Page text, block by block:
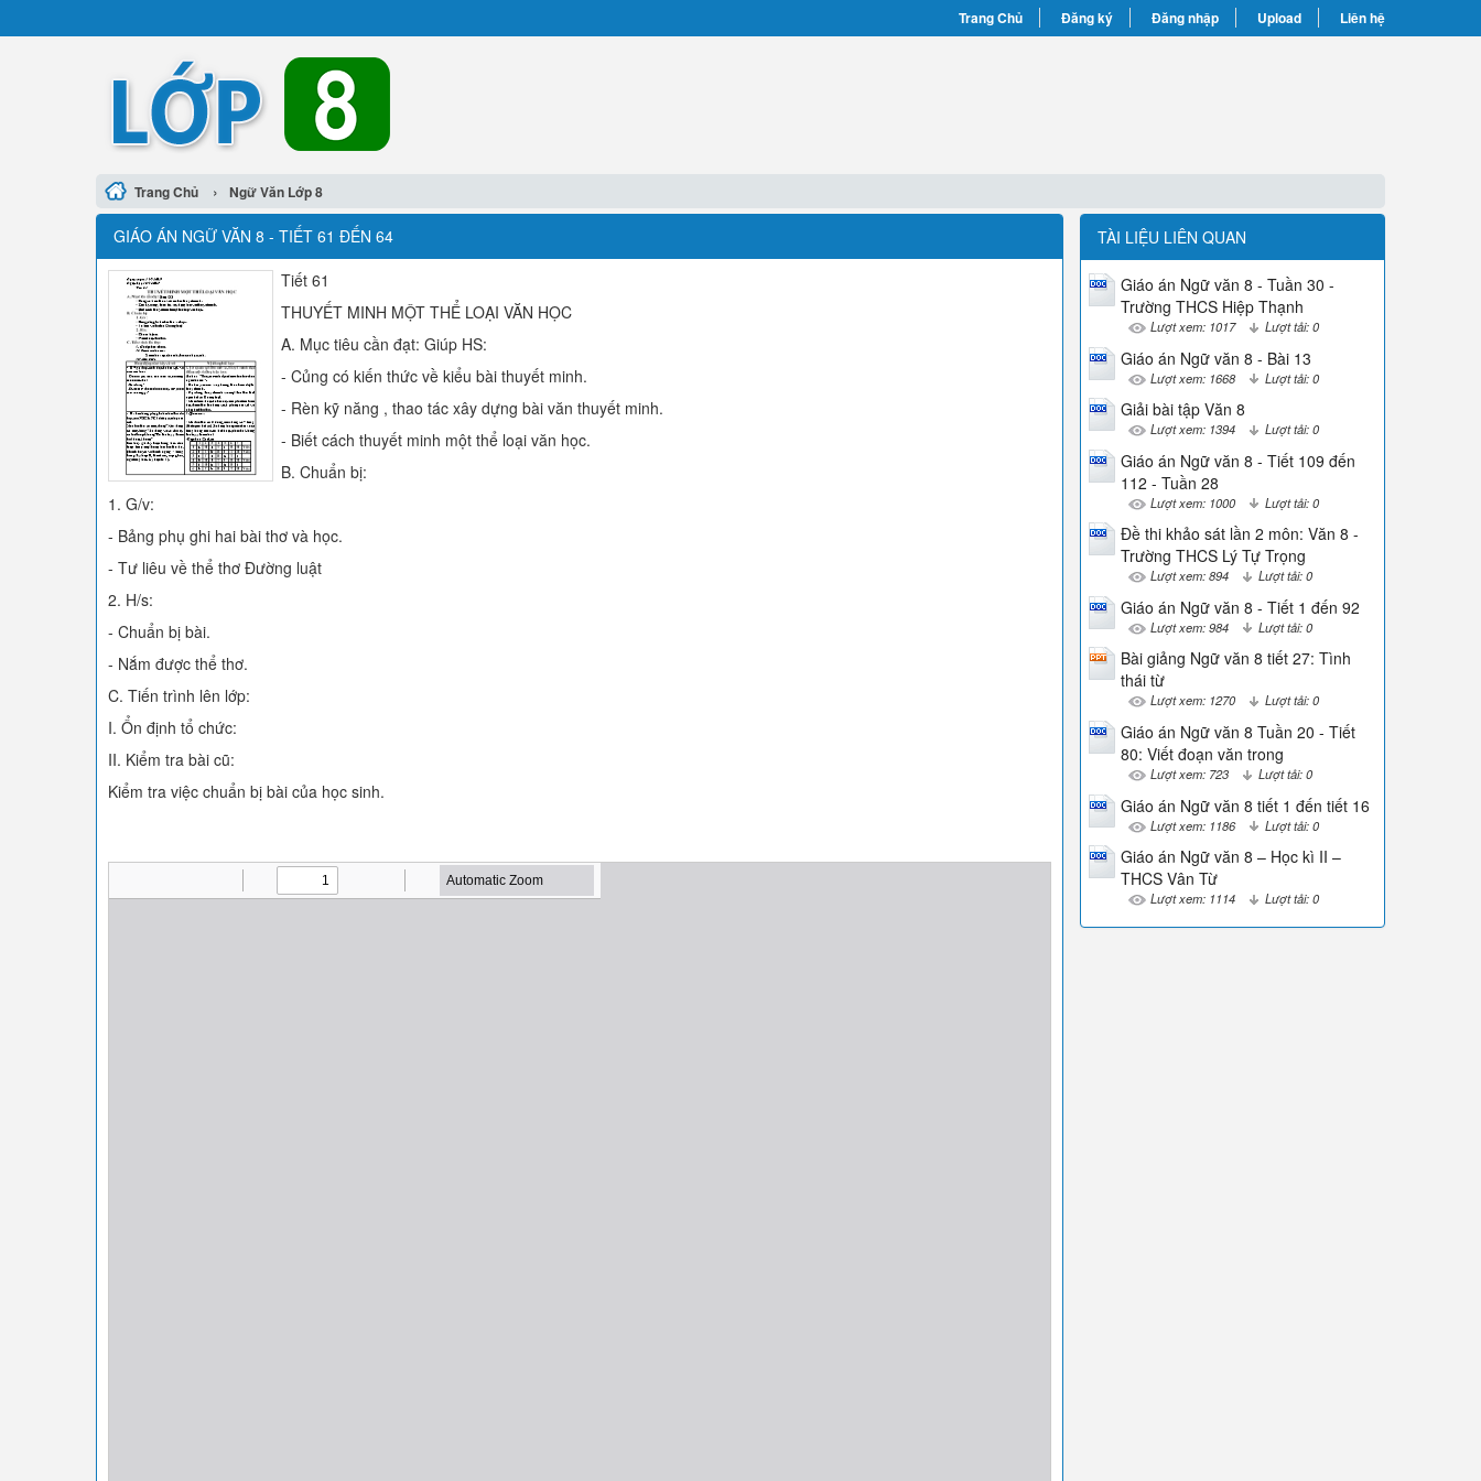
Trang Chủ Đăng ký Đăng nhập Upload Liên hệ
Trang Chủ › Ngữ Văn Lớp 8
GIÁO ÁN NGỮ VĂN 8 - TIẾT 61 ĐẾN 64
Tiết 61
THUYẾT MINH MỘT THỂ LOẠI VĂN HỌC
A. Mục tiêu cần đạt: Giúp HS:
- Củng có kiến thức về kiểu bài thuyết minh.
- Rèn kỹ năng , thao tác xây dựng bài văn thuyết minh.
- Biết cách thuyết minh một thể loại văn học.
B. Chuẩn bị:
1. G/v:
- Bảng phụ ghi hai bài thơ và học.
- Tư liêu về thể thơ Đường luật
2. H/s:
- Chuẩn bị bài.
- Nắm được thể thơ.
C. Tiến trình lên lớp:
I. Ổn định tổ chức:
II. Kiểm tra bài cũ:
Kiểm tra việc chuẩn bị bài của học sinh.
TÀI LIỆU LIÊN QUAN
Giáo án Ngữ văn 8 - Tuần 30 -
Trường THCS Hiệp Thạnh
Lượt xem: 1017 Lượt tải: 0
Giáo án Ngữ văn 8 - Bài 13
Lượt xem: 1668 Lượt tải: 0
Giải bài tập Văn 8
Lượt xem: 1394 Lượt tải: 0
Giáo án Ngữ văn 8 - Tiết 109 đến
112 - Tuần 28
Lượt xem: 1000 Lượt tải: 0
Đề thi khảo sát lần 2 môn: Văn 8 -
Trường THCS Lý Tự Trọng
Lượt xem: 894 Lượt tải: 0
Giáo án Ngữ văn 8 - Tiết 1 đến 92
Lượt xem: 984 Lượt tải: 0
Bài giảng Ngữ văn 8 tiết 27: Tình
thái từ
Lượt xem: 1270 Lượt tải: 0
Giáo án Ngữ văn 8 Tuần 20 - Tiết
80: Viết đoạn văn trong
Lượt xem: 723 Lượt tải: 0
Giáo án Ngữ văn 8 tiết 1 đến tiết 16
Lượt xem: 1186 Lượt tải: 0
Giáo án Ngữ văn 8 – Học kì II –
THCS Vân Từ
Lượt xem: 1114 Lượt tải: 0